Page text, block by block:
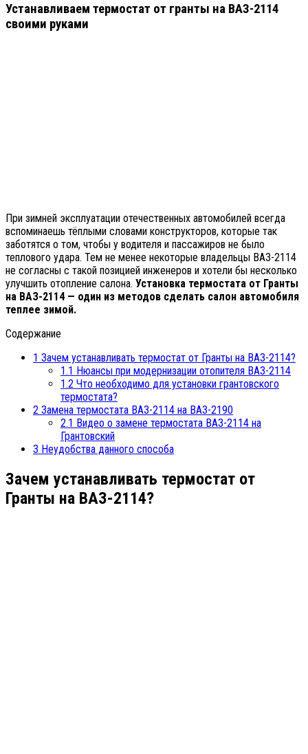
Устанавливаем термостат от гранты на ВАЗ-2114
своими руками
При зимней эксплуатации отечественных автомобилей всегда
вспоминаешь тёплыми словами конструкторов, которые так
заботятся о том, чтобы у водителя и пассажиров не было
теплового удара. Тем не менее некоторые владельцы ВАЗ-2114
не согласны с такой позицией инженеров и хотели бы несколько
улучшить отопление салона. Установка термостата от Гранты
на ВАЗ-2114 — один из методов сделать салон автомобиля
теплее зимой.
Содержание
1 Зачем устанавливать термостат от Гранты на ВАЗ-2114?
1.1 Нюансы при модернизации отопителя ВАЗ-2114
1.2 Что необходимо для установки грантовского
термостата?
2 Замена термостата ВАЗ-2114 на ВАЗ-2190
2.1 Видео о замене термостата ВАЗ-2114 на
Грантовский
3 Неудобства данного способа
Зачем устанавливать термостат от
Гранты на ВАЗ-2114?